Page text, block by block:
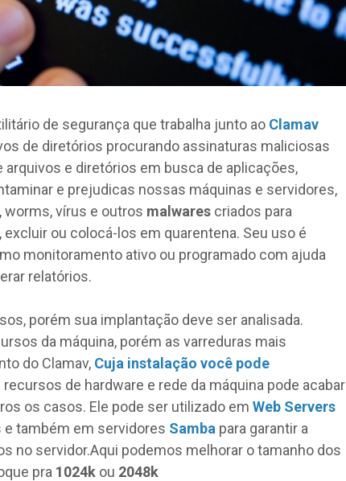
de segurança que trabalha junto ao Clamav
de diretórios procurando assinaturas maliciosas
arquivos e diretórios em busca de aplicações,
e prejudicas nossas máquinas e servidores,
vírus e outros malwares criados para
ou colocá-los em quarentena. Seu uso é
monitoramento ativo ou programado com ajuda
relatórios.
porém sua implantação deve ser analisada.
da máquina, porém as varreduras mais
do Clamav, Cuja instalação você pode
de hardware e rede da máquina pode acabar
os casos. Ele pode ser utilizado em Web Servers
e também em servidores Samba para garantir a
no servidor.Aqui podemos melhorar o tamanho dos
pra 1024k ou 2048k